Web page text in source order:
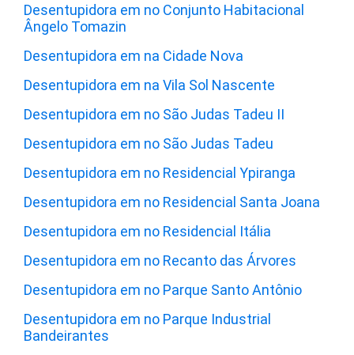
Desentupidora em no Conjunto Habitacional
Ângelo Tomazin
Desentupidora em na Cidade Nova
Desentupidora em na Vila Sol Nascente
Desentupidora em no São Judas Tadeu II
Desentupidora em no São Judas Tadeu
Desentupidora em no Residencial Ypiranga
Desentupidora em no Residencial Santa Joana
Desentupidora em no Residencial Itália
Desentupidora em no Recanto das Árvores
Desentupidora em no Parque Santo Antônio
Desentupidora em no Parque Industrial
Bandeirantes